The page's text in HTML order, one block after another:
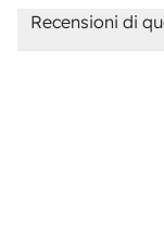
Recensioni di